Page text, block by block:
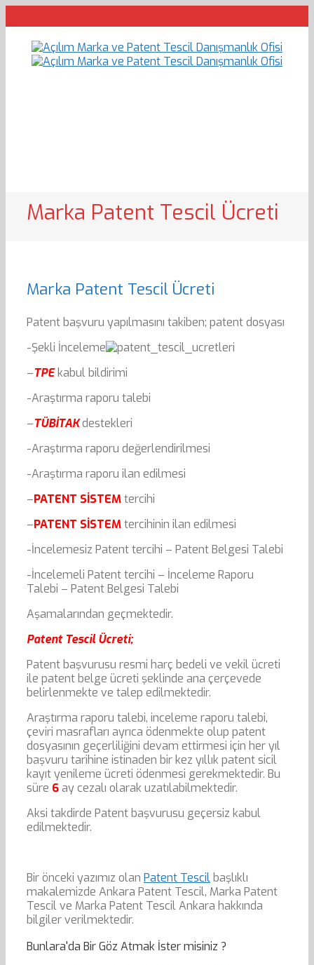
Marka Patent Tescil Ücreti
Marka Patent Tescil Ücreti
Patent başvuru yapılmasını takiben; patent dosyası
-Şekli İnceleme
–TPEkabul bildirimi
-Araştırma raporu talebi
–TÜBİTAKdestekleri
-Araştırma raporu değerlendirilmesi
-Araştırma raporu ilan edilmesi
–PATENT SİSTEMtercihi
–PATENT SİSTEMtercihinin ilan edilmesi
-İncelemesiz Patent tercihi – Patent Belgesi Talebi
-İncelemeli Patent tercihi – İnceleme Raporu
Talebi – Patent Belgesi Talebi
Aşamalarından geçmektedir.
Patent Tescil Ücreti;
Patent başvurusu resmi harç bedeli ve vekil ücreti
ile patent belge ücreti şeklinde ana çerçevede
belirlenmekte ve talep edilmektedir.
Araştırma raporu talebi, inceleme raporu talebi,
çeviri masrafları ayrıca ödenmekte olup patent
dosyasının geçerliliğini devam ettirmesi için her yıl
başvuru tarihine istinaden bir kez yıllık patent sicil
kayıt yenileme ücreti ödenmesi gerekmektedir. Bu
süre 6ay cezalı olarak uzatılabilmektedir.
Aksi takdirde Patent başvurusu geçersiz kabul
edilmektedir.
Bir önceki yazımız olan Patent Tescil başlıklı
makalemizde Ankara Patent Tescil, Marka Patent
Tescil ve Marka Patent Tescil Ankara hakkında
bilgiler verilmektedir.
Bunlara'da Bir Göz Atmak İster misiniz ?